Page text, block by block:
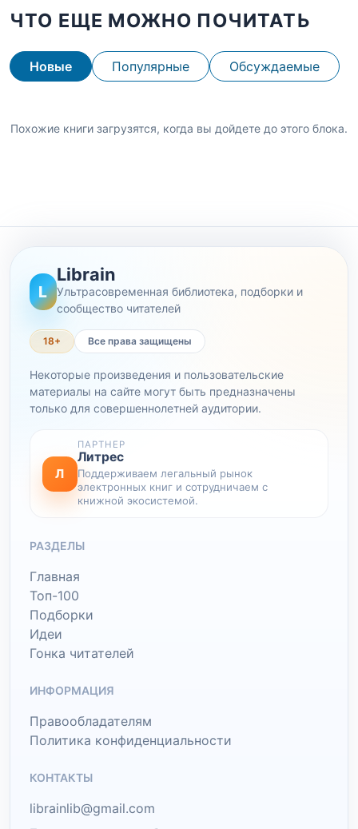
ЧТО ЕЩЕ МОЖНО ПОЧИТАТЬ
Новые Популярные Обсуждаемые
Похожие книги загрузятся, когда вы дойдете до этого блока.
L
Librain
Ультрасовременная библиотека, подборки и
сообщество читателей
18+ Все права защищены
Некоторые произведения и пользовательские
материалы на сайте могут быть предназначены
только для совершеннолетней аудитории.
Л
ПАРТНЕР
Литрес
Поддерживаем легальный рынок
электронных книг и сотрудничаем с
книжной экосистемой.
РАЗДЕЛЫ
Главная
Топ-100
Подборки
Идеи
Гонка читателей
ИНФОРМАЦИЯ
Правообладателям
Политика конфиденциальности
КОНТАКТЫ
librainlib@gmail.com